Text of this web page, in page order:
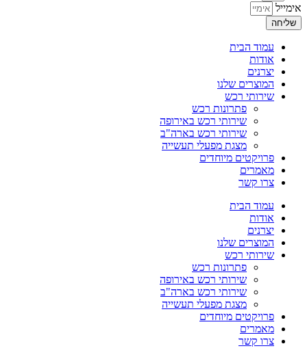
אימייל
שליחה
עמוד הבית
אודות
יצרנים
המוצרים שלנו
שירותי רכש
פתרונות רכש
שירותי רכש באירופה
שירותי רכש בארה"ב
מצגת מפעלי תעשייה
פרויקטים מיוחדים
מאמרים
צרו קשר
עמוד הבית
אודות
יצרנים
המוצרים שלנו
שירותי רכש
פתרונות רכש
שירותי רכש באירופה
שירותי רכש בארה"ב
מצגת מפעלי תעשייה
פרויקטים מיוחדים
מאמרים
צרו קשר